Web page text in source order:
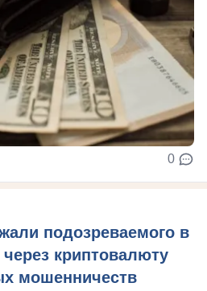
0
подозреваемого в
криптовалюту
мошенничеств